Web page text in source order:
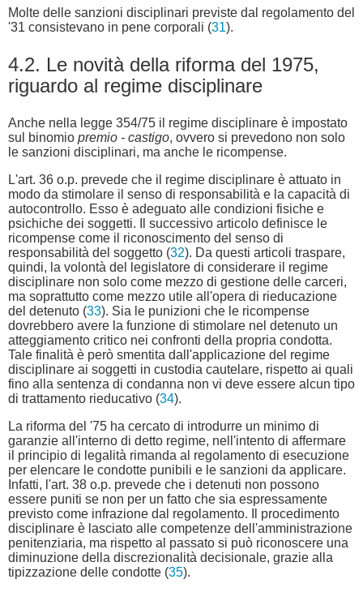
Molte delle sanzioni disciplinari previste dal regolamento del
'31 consistevano in pene corporali (31).
4.2. Le novità della riforma del 1975,
riguardo al regime disciplinare
Anche nella legge 354/75 il regime disciplinare è impostato
sul binomio premio - castigo, ovvero si prevedono non solo
le sanzioni disciplinari, ma anche le ricompense.
L'art. 36 o.p. prevede che il regime disciplinare è attuato in
modo da stimolare il senso di responsabilità e la capacità di
autocontrollo. Esso è adeguato alle condizioni fisiche e
psichiche dei soggetti. Il successivo articolo definisce le
ricompense come il riconoscimento del senso di
responsabilità del soggetto (32). Da questi articoli traspare,
quindi, la volontà del legislatore di considerare il regime
disciplinare non solo come mezzo di gestione delle carceri,
ma soprattutto come mezzo utile all'opera di rieducazione
del detenuto (33). Sia le punizioni che le ricompense
dovrebbero avere la funzione di stimolare nel detenuto un
atteggiamento critico nei confronti della propria condotta.
Tale finalità è però smentita dall'applicazione del regime
disciplinare ai soggetti in custodia cautelare, rispetto ai quali
fino alla sentenza di condanna non vi deve essere alcun tipo
di trattamento rieducativo (34).
La riforma del '75 ha cercato di introdurre un minimo di
garanzie all'interno di detto regime, nell'intento di affermare
il principio di legalità rimanda al regolamento di esecuzione
per elencare le condotte punibili e le sanzioni da applicare.
Infatti, l'art. 38 o.p. prevede che i detenuti non possono
essere puniti se non per un fatto che sia espressamente
previsto come infrazione dal regolamento. Il procedimento
disciplinare è lasciato alle competenze dell'amministrazione
penitenziaria, ma rispetto al passato si può riconoscere una
diminuzione della discrezionalità decisionale, grazie alla
tipizzazione delle condotte (35).